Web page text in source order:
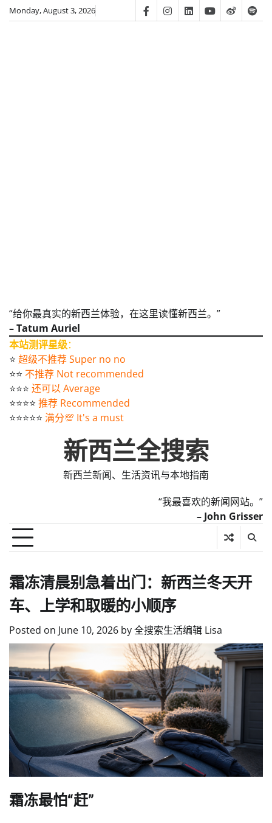
SkipMonday, August 3, 2026 FacebookInstagram
LinkedinYoutube
Weibo
“给你最真实的新西兰体验，在这里读懂新西兰。”
– Tatum Auriel
本站测评星级：
⭐️ 超级不推荐 Super no no
⭐️⭐️ 不推荐 Not recommended
⭐️⭐️⭐️ 还可以 Average
⭐️⭐️⭐️⭐️ 推荐 Recommended
⭐️⭐️⭐️⭐️⭐️ 满分💯 It's a must
新西兰全搜索
新西兰新闻、生活资讯与本地指南
“我最喜欢的新闻网站。”
– John Grisser
霜冻清晨别急着出门：新西兰冬天开
车、上学和取暖的小顺序
Posted on June 10, 2026 by全搜索生活编辑 Lisa
霜冻最怕“赶”